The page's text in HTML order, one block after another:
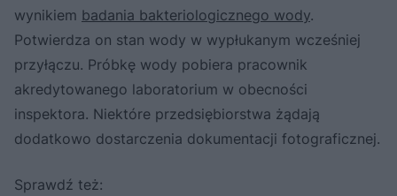
wynikiem badania bakteriologicznego wody.
Potwierdza on stan wody w wypłukanym wcześniej
przyłączu. Próbkę wody pobiera pracownik
akredytowanego laboratorium w obecności
inspektora. Niektóre przedsiębiorstwa żądają
dodatkowo dostarczenia dokumentacji fotograficznej.
Sprawdź też: